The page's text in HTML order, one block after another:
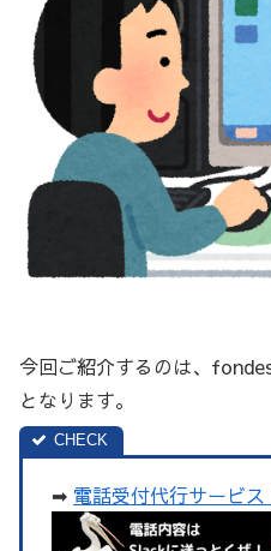
今回ご紹介するのは、
となります。
➡ 電話受付代行サービ